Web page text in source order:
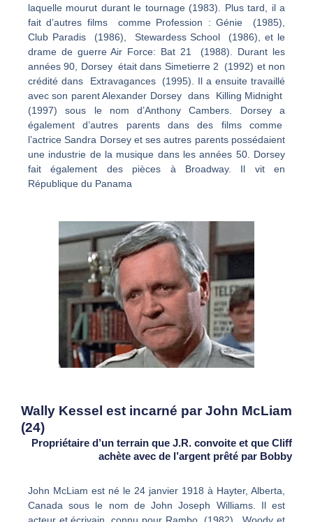
laquelle mourut durant le tournage (1983). Plus tard, il a
fait d’autres films comme Profession : Génie (1985),
Club Paradis (1986), Stewardess School (1986), et le
drame de guerre Air Force: Bat 21 (1988). Durant les
années 90, Dorsey était dans Simetierre 2 (1992) et non
crédité dans Extravagances (1995). Il a ensuite travaillé
avec son parent Alexander Dorsey dans Killing Midnight
(1997) sous le nom d’Anthony Cambers. Dorsey a
également d’autres parents dans des films comme
l’actrice Sandra Dorsey et ses autres parents possédaient
une industrie de la musique dans les années 50. Dorsey
fait également des pièces à Broadway. Il vit en
République du Panama
Wally Kessel est incarné par John McLiam
(24)
Propriétaire d’un terrain que J.R. convoite et que Cliff
achète avec de l’argent prêté par Bobby
John McLiam est né le 24 janvier 1918 à Hayter, Alberta,
Canada sous le nom de John Joseph Williams. Il est
acteur et écrivain, connu pour Rambo (1982), Woody et